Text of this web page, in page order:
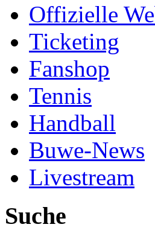
Offizielle
Ticketing
Fanshop
Tennis
Handball
Buwe-News
Livestream
Suche